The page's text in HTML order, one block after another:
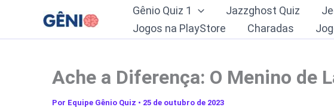
o
Gênio Quiz 1 Jazzghost Quiz
Jogos na PlayStore
Charadas
Ache a Diferença: O Menino de
Por Equipe Gênio Quiz • 25 de outubro de 2023